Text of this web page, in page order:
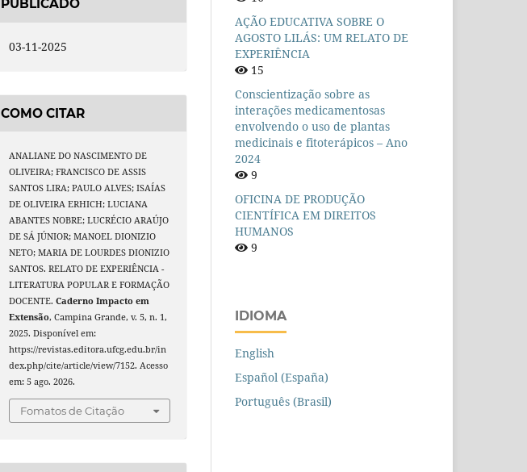
PUBLICADO
03-11-2025
COMO CITAR
ANALIANE DO NASCIMENTO DE
OLIVEIRA; FRANCISCO DE ASSIS
SANTOS LIRA; PAULO ALVES; ISAÍAS
DE OLIVEIRA ERHICH; LUCIANA
ABANTES NOBRE; LUCRÉCIO ARAÚJO
DE SÁ JÚNIOR; MANOEL DIONIZIO
NETO; MARIA DE LOURDES DIONIZIO
SANTOS. RELATO DE EXPERIÊNCIA -
LITERATURA POPULAR E FORMAÇÃO
DOCENTE.Caderno Impacto em
Extensão, Campina Grande, v. 5, n. 1,
2025. Disponível em:
https://revistas.editora.ufcg.edu.br/in
dex.php/cite/article/view/7152. Acesso
em: 5 ago. 2026.
Fomatos de Citação
AÇÃO EDUCATIVA SOBRE O
AGOSTO LILÁS: UM RELATO DE
EXPERIÊNCIA
15
Conscientização sobre as
interações medicamentosas
envolvendo o uso de plantas
medicinais e fitoterápicos – Ano
2024
9
OFICINA DE PRODUÇÃO
CIENTÍFICA EM DIREITOS
HUMANOS
9
IDIOMA
English
Español (España)
Português (Brasil)